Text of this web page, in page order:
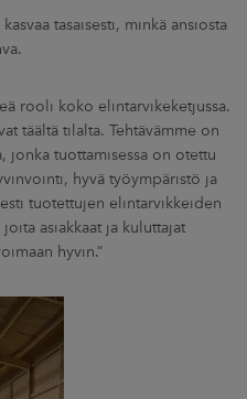
tasaisesti, minkä ansiosta
rooli koko elintarvikeketjussa.
täältä tilalta. Tehtävämme on
jonka tuottamisessa on otettu
hyvä työympäristö ja
tuotettujen elintarvikkeiden
asiakkaat ja kuluttajat
hyvin.”